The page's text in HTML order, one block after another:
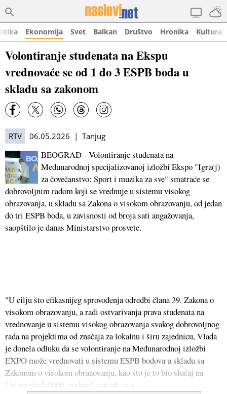
Ekonomija Svet Balkan Društvo Hronika Kultura
Volontiranje studenata na Ekspu
vrednovaće se od 1 do 3 ESPB boda u
skladu sa zakonom
RTV 06.05.2026 | Tanjug
BEOGRAD - Volontiranje studenata na
Međunarodnoj specijalizovanoj izložbi Ekspo "Igra(j)
za čovečanstvo: Sport i muzika za sve" smatraće se
dobrovoljnim radom koji se vrednuje u sistemu visokog
obrazovanja, u skladu sa Zakona o visokom obrazovanju, od jedan
do tri ESPB boda, u zavisnosti od broja sati angažovanja,
saopštilo je danas Ministarstvo prosvete.
"U cilju što efikasnijeg sprovođenja odredbi člana 39. Zakona o
visokom obrazovanju, a radi ostvarivanja prava studenata na
vrednovanje u sistemu visokog obrazovanja svakog dobrovoljnog
rada na projektima od značaja za lokalnu i širu zajednicu, Vlada
je donela odluku da se volontiranje na Međunarodnoj izložbi
EXPO može vrednovati u sistemu ESPB bodova u skladu sa
Zakonom o visokom obrazovanju, kao što je to bio slučaj na
Univerzijadi 2009. godine", navodi se u